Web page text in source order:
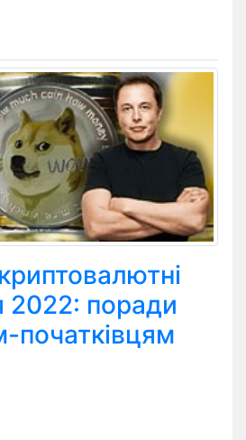
2022: поради
початківцям